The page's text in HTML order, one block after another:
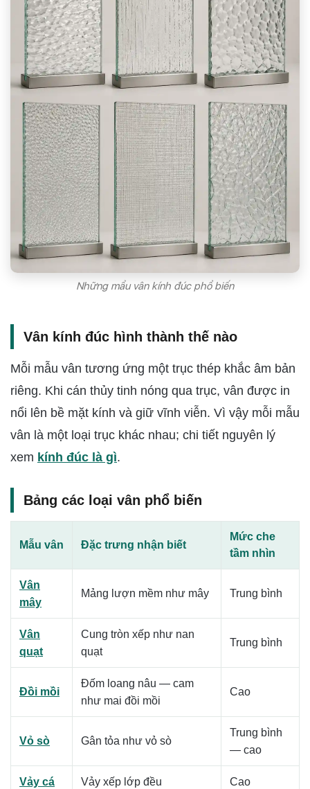
Những mẩu vân kính đúc phổ biến
Vân kính đúc hình thành thế nào
Mỗi mẫu vân tương ứng một trục thép khắc âm bản
riêng. Khi cán thủy tinh nóng qua trục, vân được in
nổi lên bề mặt kính và giữ vĩnh viễn. Vì vậy mỗi mẫu
vân là một loại trục khác nhau; chi tiết nguyên lý
xem kính đúc là gì.
Bảng các loại vân phổ biến
Mẫu vân Đặc trưng nhận biết
Mức che
tầm nhìn
Vân
mây
Mảng lượn mềm như mây Trung bình
Vân
quạt
Cung tròn xếp như nan
quạt
Trung bình
Đồi mồi
Đốm loang nâu — cam
như mai đồi mồi
Cao
Vỏ sò Gân tỏa như vỏ sò
Trung bình
— cao
Vảy cá Vảy xếp lớp đều Cao